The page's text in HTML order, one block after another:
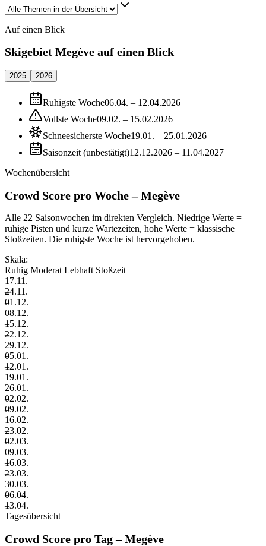
Auf einen Blick
Skigebiet Megève auf einen Blick
2025 2026
Ruhigste Woche06.04. – 12.04.2026
Vollste Woche09.02. – 15.02.2026
Schneesicherste Woche19.01. – 25.01.2026
Saisonzeit (unbestätigt)12.12.2026 – 11.04.2027
Wochenübersicht
Crowd Score pro Woche – Megève
Alle 22 Saisonwochen im direkten Vergleich. Niedrige Werte =
ruhige Pisten und kurze Wartezeiten, hohe Werte = klassische
Stoßzeiten. Die ruhigste Woche ist hervorgehoben.
Skala:
Ruhig Moderat Lebhaft Stoßzeit
–
17.11.
–
24.11.
–
01.12.
–
08.12.
–
15.12.
–
22.12.
–
29.12.
–
05.01.
–
12.01.
–
19.01.
–
26.01.
–
02.02.
–
09.02.
–
16.02.
–
23.02.
–
02.03.
–
09.03.
–
16.03.
–
23.03.
–
30.03.
–
06.04.
–
13.04.
Tagesübersicht
Crowd Score pro Tag – Megève